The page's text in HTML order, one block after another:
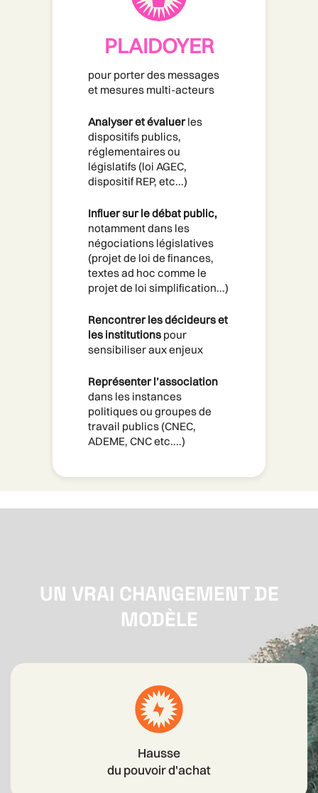
PLAIDOYER
pour porter des messages
et mesures multi-acteurs
Analyser et évaluer les
dispositifs publics,
réglementaires ou
législatifs (loi AGEC,
dispositif REP, etc...)
Influer sur le débat public,
notamment dans les
négociations législatives
(projet de loi de finances,
textes ad hoc comme le
projet de loi simplification...)
Rencontrer les décideurs et
les institutions pour
sensibiliser aux enjeux
Représenter l’association
dans les instances
politiques ou groupes de
travail publics (CNEC,
ADEME, CNC etc....)
UN VRAI CHANGEMENT DE
MODÈLE
Hausse
du pouvoir d'achat